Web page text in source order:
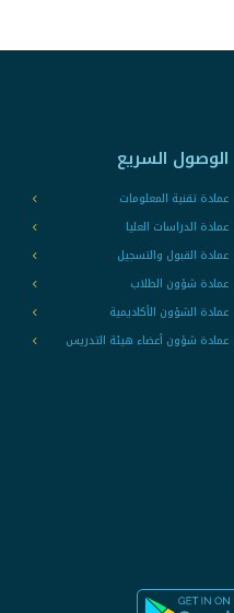
الوصول السريع
عمادة تقنية المعلومات
عمادة الدراسات العليا
عمادة القبول والتسجيل
عمادة شؤون الطلاب
عمادة الشؤون الأكاديمية
عمادة شؤون أعضاء هيئة التدريس